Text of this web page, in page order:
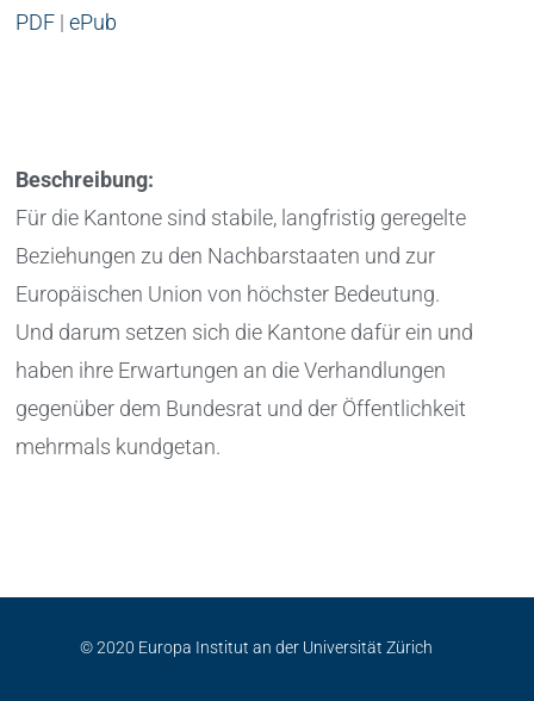
PDF |ePub
Beschreibung:
Für die Kantone sind stabile, langfristig geregelte
Beziehungen zu den Nachbarstaaten und zur
Europäischen Union von höchster Bedeutung.
Und darum setzen sich die Kantone dafür ein und
haben ihre Erwartungen an die Verhandlungen
gegenüber dem Bundesrat und der Öffentlichkeit
mehrmals kundgetan.
© 2020 Europa Institut an der Universität Zürich